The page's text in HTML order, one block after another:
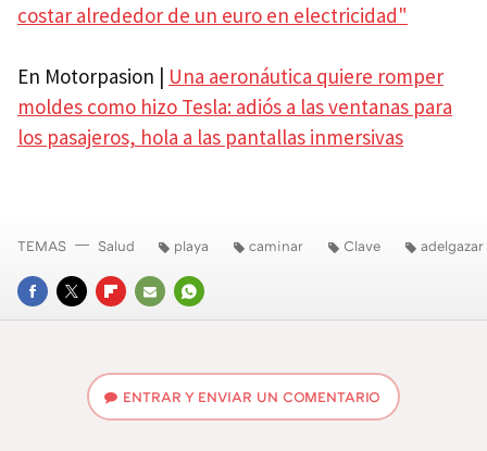
costar alrededor de un euro en electricidad"
En Motorpasion | Una aeronáutica quiere romper
moldes como hizo Tesla: adiós a las ventanas para
los pasajeros, hola a las pantallas inmersivas
FACEBOOK
TWITTERFLIPBOARD
E-
WHATSAPP
TEMAS Salud playa caminar Clave adelgazar
ENTRAR Y ENVIAR UN COMENTARIO